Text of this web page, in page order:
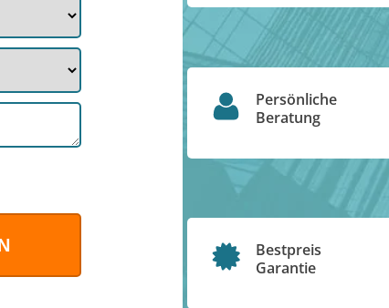
Persönliche
Beratung
Bestpreis
Garantie